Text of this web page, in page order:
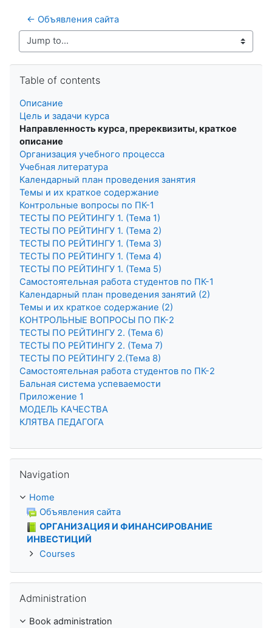
← Объявления сайта
Jump to...
Table of contents
Описание
Цель и задачи курса
Направленность курса, пререквизиты, краткое
описание
Организация учебного процесса
Учебная литература
Календарный план проведения занятия
Темы и их краткое содержание
Контрольные вопросы по ПК-1
ТЕСТЫ ПО РЕЙТИНГУ 1. (Тема 1)
ТЕСТЫ ПО РЕЙТИНГУ 1. (Тема 2)
ТЕСТЫ ПО РЕЙТИНГУ 1. (Тема 3)
ТЕСТЫ ПО РЕЙТИНГУ 1. (Тема 4)
ТЕСТЫ ПО РЕЙТИНГУ 1. (Тема 5)
Самостоятельная работа студентов по ПК-1
Календарный план проведения занятий (2)
Темы и их краткое содержание (2)
КОНТРОЛЬНЫЕ ВОПРОСЫ ПО ПК-2
ТЕСТЫ ПО РЕЙТИНГУ 2. (Тема 6)
ТЕСТЫ ПО РЕЙТИНГУ 2. (Тема 7)
ТЕСТЫ ПО РЕЙТИНГУ 2.(Тема 8)
Самостоятельная работа студентов по ПК-2
Бальная система успеваемости
Приложение 1
МОДЕЛЬ КАЧЕСТВА
КЛЯТВА ПЕДАГОГА
Navigation
Home
Объявления сайта
ОРГАНИЗАЦИЯ И ФИНАНСИРОВАНИЕ
ИНВЕСТИЦИЙ
Courses
Administration
Book administration